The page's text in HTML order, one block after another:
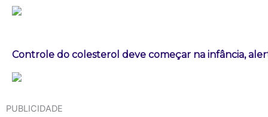
Controle do colesterol deve começar na infância,
PUBLICIDADE